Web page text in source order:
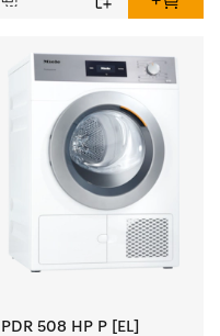
PDR 508 HP P [EL]